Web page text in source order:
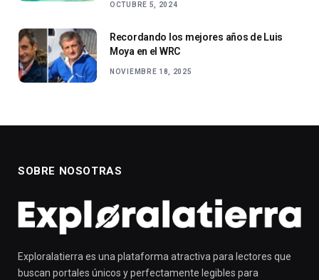
OCTUBRE 5, 2024
Recordando los mejores años de Luis
Moya en el WRC
NOVIEMBRE 18, 2025
SOBRE NOSOTRAS
Exploralatierra es una plataforma atractiva para lectores que
buscan portales únicos y perfectamente legibles para